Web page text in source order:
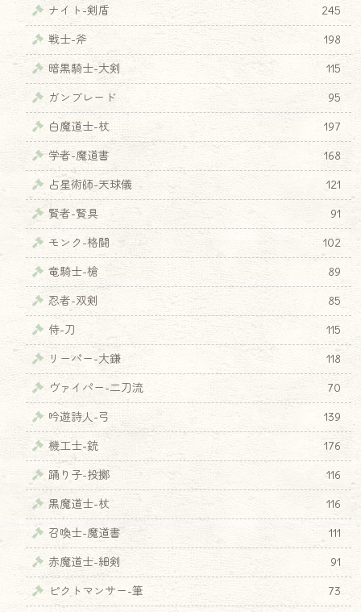
ナイト-剣盾
245
戦士-斧
198
暗黒騎士-大剣
115
ガンブレード
95
白魔道士-杖
197
学者-魔道書
168
占星術師-天球儀
121
賢者-賢具
91
モンク-格闘
102
竜騎士-槍
89
忍者-双剣
85
侍-刀
115
リーパー-大鎌
118
ヴァイパー-二刀流
70
吟遊詩人-弓
139
機工士-銃
176
踊り子-投擲
116
黒魔道士-杖
116
召喚士-魔道書
111
赤魔道士-細剣
91
ピクトマンサー-筆
73